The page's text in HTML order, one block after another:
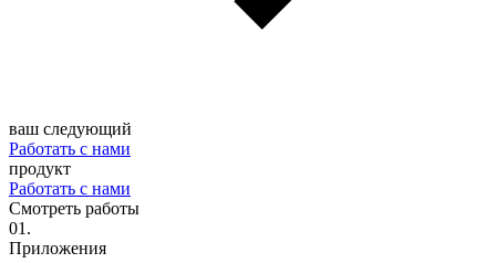
ваш следующий
Работать с нами
продукт
Работать с нами
Смотреть работы
01 .
Приложения